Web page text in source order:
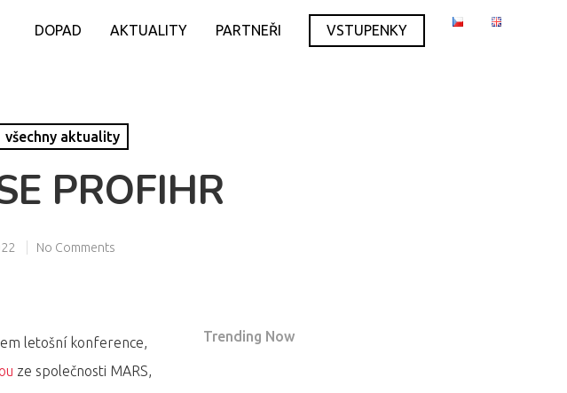
DOPAD AKTUALITY PARTNEŘI VSTUPENKY
všechny aktuality
PROFIHR
No Comments
letošní konference,
ze společnosti MARS,
Trending Now